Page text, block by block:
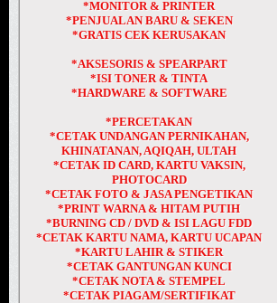
*MONITOR & PRINTER
*PENJUALAN BARU & SEKEN
*GRATIS CEK KERUSAKAN
*AKSESORIS & SPEARPART
*ISI TONER & TINTA
*HARDWARE & SOFTWARE
*PERCETAKAN
*CETAK UNDANGAN PERNIKAHAN,
KHINATANAN, AQIQAH, ULTAH
*CETAK ID CARD, KARTU VAKSIN,
PHOTOCARD
*CETAK FOTO & JASA PENGETIKAN
*PRINT WARNA & HITAM PUTIH
*BURNING CD / DVD & ISI LAGU FDD
*CETAK KARTU NAMA, KARTU UCAPAN
*KARTU LAHIR & STIKER
*CETAK GANTUNGAN KUNCI
*CETAK NOTA & STEMPEL
*CETAK PIAGAM/SERTIFIKAT